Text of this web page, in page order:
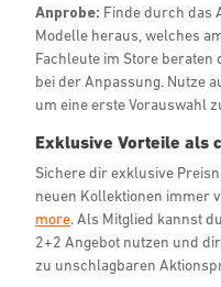
Anprobe: Finde durch das
Modelle heraus, welches
Fachleute im Store
bei der Anpassung. Nutze
um eine erste Vorauswahl
Exklusive Vorteile als
Sichere dir exklusive
neuen Kollektionen immer
more. Als Mitglied kannst
2+2 Angebot nutzen und
zu unschlagbaren